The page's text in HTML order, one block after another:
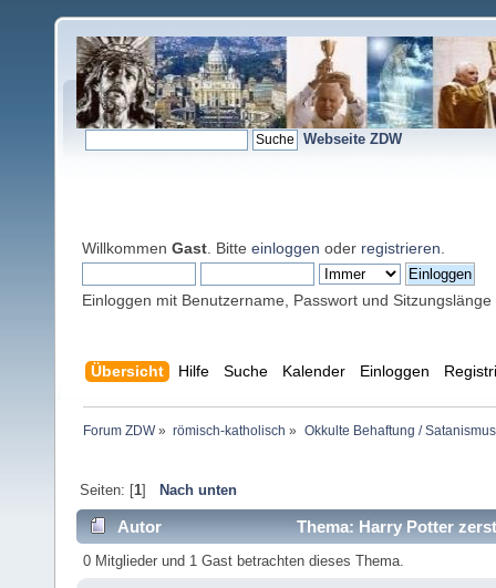
Webseite ZDW
Willkommen Gast . Bitte einloggen oder registrieren
Einloggen mit Benutzername, Passwort und Sitzungslänge
Übersicht Hilfe Suche Kalender Einloggen
Forum ZDW» römisch-katholisch » Okkulte Behaftung /
Seiten: [1] Nach unten
Autor Thema: Harry Potter
0 Mitglieder und 1 Gast betrachten dieses Thema.